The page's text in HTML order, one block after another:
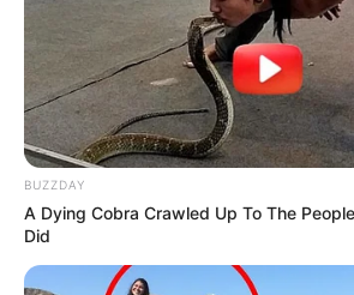
BUZZDAY
A Dying Cobra Crawled Up To The
Did